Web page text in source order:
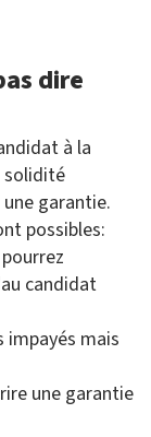
dire
à la
solidité
garantie.
possibles:
candidat
impayés mais
une garantie